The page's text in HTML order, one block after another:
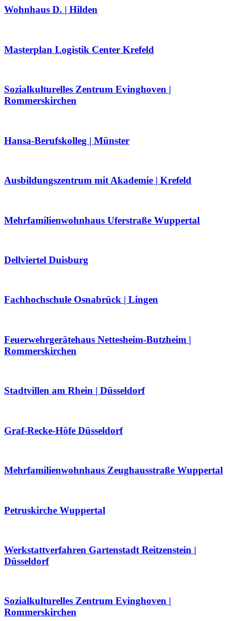
Wohnhaus D. | Hilden
Masterplan Logistik Center Krefeld
Sozialkulturelles Zentrum Evinghoven |
Rommerskirchen
Hansa-Berufskolleg | Münster
Ausbildungszentrum mit Akademie | Krefeld
Mehrfamilienwohnhaus Uferstraße Wuppertal
Dellviertel Duisburg
Fachhochschule Osnabrück | Lingen
Feuerwehrgerätehaus Nettesheim-Butzheim |
Rommerskirchen
Stadtvillen am Rhein | Düsseldorf
Graf-Recke-Höfe Düsseldorf
Mehrfamilienwohnhaus Zeughausstraße Wuppertal
Petruskirche Wuppertal
Werkstattverfahren Gartenstadt Reitzenstein |
Düsseldorf
Sozialkulturelles Zentrum Evinghoven |
Rommerskirchen